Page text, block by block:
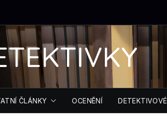
ČLÁNKY OCENĚNÍ DETEKTIVOVÉ